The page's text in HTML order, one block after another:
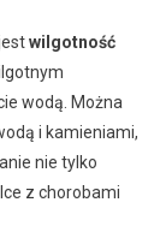
wilgotność
wodą. Można
i kamieniami,
nie tylko
z chorobami